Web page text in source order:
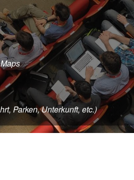
Parken, Unterkunft, etc.)